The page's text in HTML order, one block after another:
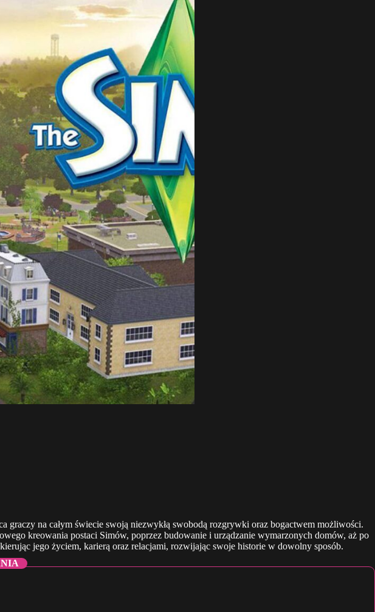
graczy na całym świecie swoją niezwykłą swobodą rozgrywki oraz bogactwem możliwości.
kreowania postaci Simów, poprzez budowanie i urządzanie wymarzonych domów, aż po
jego życiem, karierą oraz relacjami, rozwijając swoje historie w dowolny sposób.